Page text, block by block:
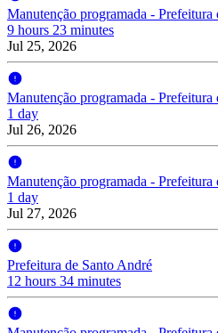
Manutenção programada - Prefeitura
9 hours 23 minutes
Jul 25, 2026
Manutenção programada - Prefeitura
1 day
Jul 26, 2026
Manutenção programada - Prefeitura
1 day
Jul 27, 2026
Prefeitura de Santo André
12 hours 34 minutes